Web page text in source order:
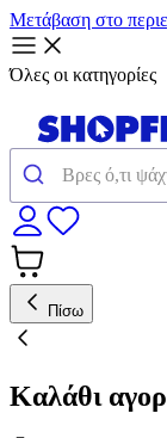
Μετάβαση στο
Όλες οι κατηγορίες
Πίσω
Καλάθι